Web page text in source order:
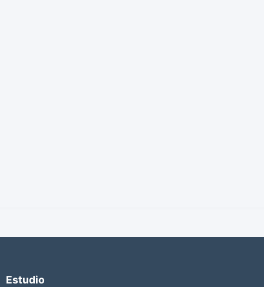
Estudio